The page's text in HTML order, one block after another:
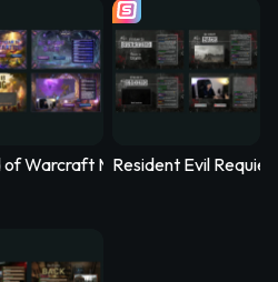
Animated Stream Overlay –
of Warcraft Midnight Animated
Resident Evil